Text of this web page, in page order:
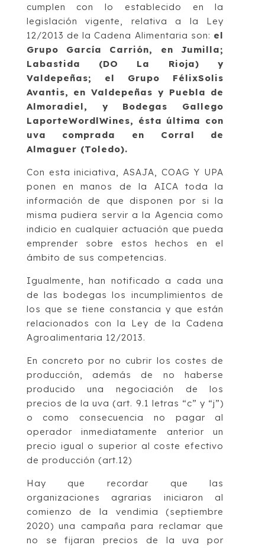
cumplen con lo establecido en la
legislación vigente, relativa a la Ley
12/2013 de la Cadena Alimentaria son: el
Grupo García Carrión, en Jumilla;
Labastida (DO La Rioja) y
Valdepeñas; el Grupo FélixSolis
Avantis, en Valdepeñas y Puebla de
Almoradiel, y Bodegas Gallego
LaporteWordlWines, ésta última con
uva comprada en Corral de
Almaguer (Toledo).
Con esta iniciativa, ASAJA, COAG Y UPA
ponen en manos de la AICA toda la
información de que disponen por si la
misma pudiera servir a la Agencia como
indicio en cualquier actuación que pueda
emprender sobre estos hechos en el
ámbito de sus competencias.
Igualmente, han notificado a cada una
de las bodegas los incumplimientos de
los que se tiene constancia y que están
relacionados con la Ley de la Cadena
Agroalimentaria 12/2013.
En concreto por no cubrir los costes de
producción, además de no haberse
producido una negociación de los
precios de la uva (art. 9.1 letras “c” y “j”)
o como consecuencia no pagar al
operador inmediatamente anterior un
precio igual o superior al coste efectivo
de producción (art.12)
Hay que recordar que las
organizaciones agrarias iniciaron al
comienzo de la vendimia (septiembre
2020) una campaña para reclamar que
no se fijaran precios de la uva por